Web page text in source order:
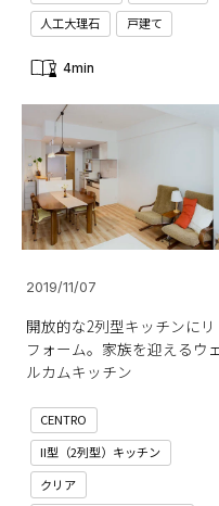
人工大理石
戸建て
4min
2019/11/07
開放的な2列型キッチンにリ
フォーム。家族を迎えるウ
ルカムキッチン
CENTRO
II型（2列型）キッチン
クリア